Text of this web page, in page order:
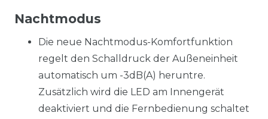
Nachtmodus
Die neue Nachtmodus-Komfortfunktion
regelt den Schalldruck der Außeneinheit
automatisch um -3dB(A) heruntre.
Zusätzlich wird die LED am Innengerät
deaktiviert und die Fernbedienung schaltet